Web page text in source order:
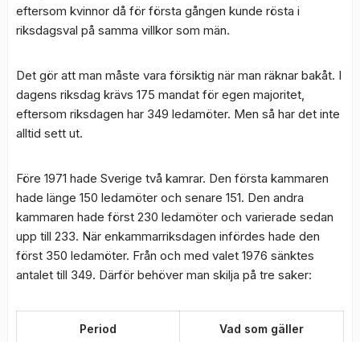
eftersom kvinnor då för första gången kunde rösta i
riksdagsval på samma villkor som män.
Det gör att man måste vara försiktig när man räknar bakåt. I
dagens riksdag krävs 175 mandat för egen majoritet,
eftersom riksdagen har 349 ledamöter. Men så har det inte
alltid sett ut.
Före 1971 hade Sverige två kamrar. Den första kammaren
hade länge 150 ledamöter och senare 151. Den andra
kammaren hade först 230 ledamöter och varierade sedan
upp till 233. När enkammarriksdagen infördes hade den
först 350 ledamöter. Från och med valet 1976 sänktes
antalet till 349. Därför behöver man skilja på tre saker:
Period Vad som gäller